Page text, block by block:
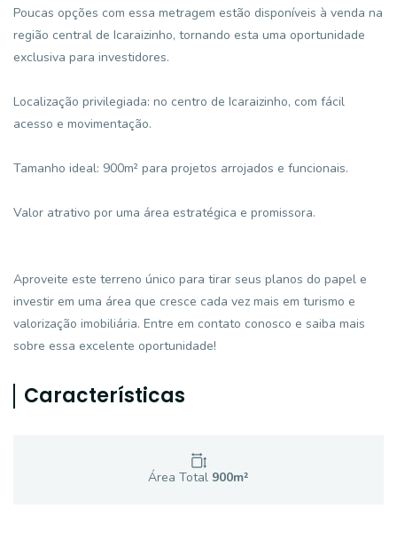
Poucas opções com essa metragem estão disponíveis à venda na
região central de Icaraizinho, tornando esta uma oportunidade
exclusiva para investidores.
Localização privilegiada: no centro de Icaraizinho, com fácil
acesso e movimentação.
Tamanho ideal: 900m² para projetos arrojados e funcionais.
Valor atrativo por uma área estratégica e promissora.
Aproveite este terreno único para tirar seus planos do papel e
investir em uma área que cresce cada vez mais em turismo e
valorização imobiliária. Entre em contato conosco e saiba mais
sobre essa excelente oportunidade!
Características
Área Total 900m²